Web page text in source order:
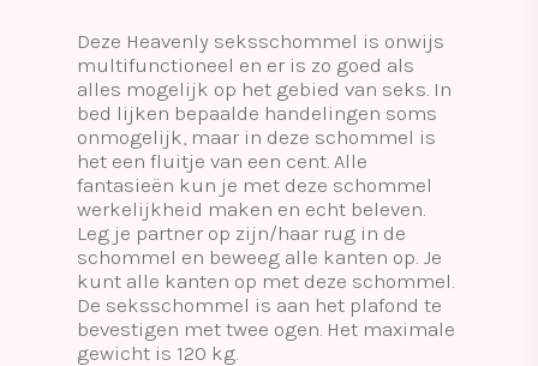
​Deze Heavenly seksschommel is onwijs
multifunctioneel en er is zo goed als
alles mogelijk op het gebied van seks. In
bed lijken bepaalde handelingen soms
onmogelijk, maar in deze schommel is
het een fluitje van een cent. Alle
fantasieën kun je met deze schommel
werkelijkheid maken en echt beleven.
Leg je partner op zijn/haar rug in de
schommel en beweeg alle kanten op. Je
kunt alle kanten op met deze schommel.
De seksschommel is aan het plafond te
bevestigen met twee ogen. Het maximale
gewicht is 120 kg.